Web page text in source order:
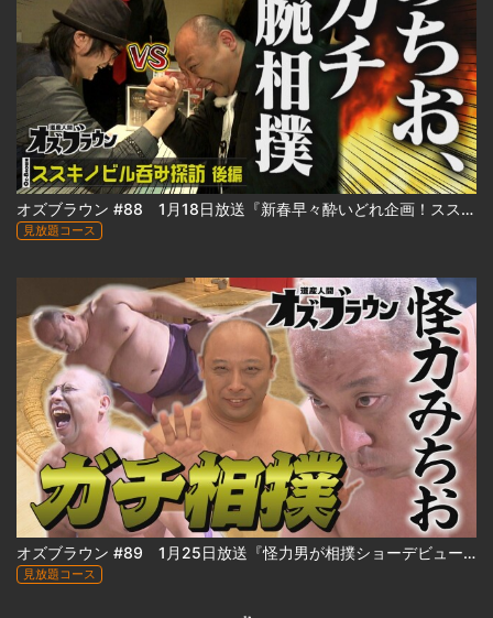
オズブラウン #88 1月18日放送『新春早々酔いどれ企画！ススキノビル呑み探訪 ～わたなべビル編～（後編）』
見放題コース
オズブラウン #89 1月25日放送『怪力男が相撲ショーデビュー⁉ みちおの怪力、お貸しします』
見放題コース